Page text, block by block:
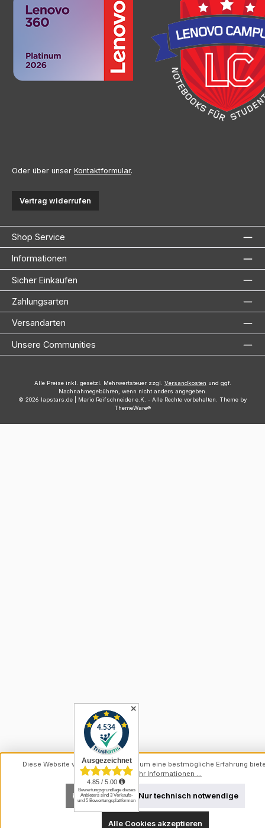
Oder über unser Kontaktformular.
Vertrag widerrufen
Shop Service
Informationen
Sicher Einkaufen
Zahlungsarten
Versandarten
Unsere Communities
Alle Preise inkl. gesetzl. Mehrwertsteuer zzgl. Versandkosten und ggf.
Nachnahmegebühren, wenn nicht anders angegeben.
© 2026 lapstars.de | Mario Reifschneider e.K. - Alle Rechte vorbehalten. Theme by
ThemeWare®
✕
Diese Website verwendet Cookies, um eine bestmögliche Erfahrung
können.Mehr Informationen ...
Nur technisch notwendige
Konfigurieren
Alle Cookies akzeptieren